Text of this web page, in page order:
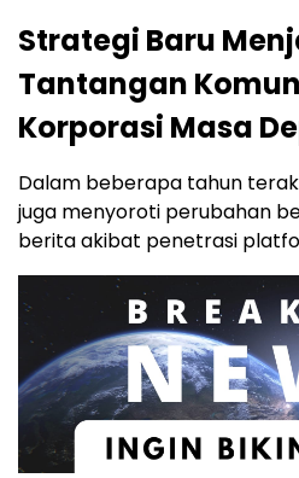
Strategi Baru
Tantangan
Korporasi Masa
Dalam beberapa tahun
juga menyoroti perubahan
berita akibat penetrasi